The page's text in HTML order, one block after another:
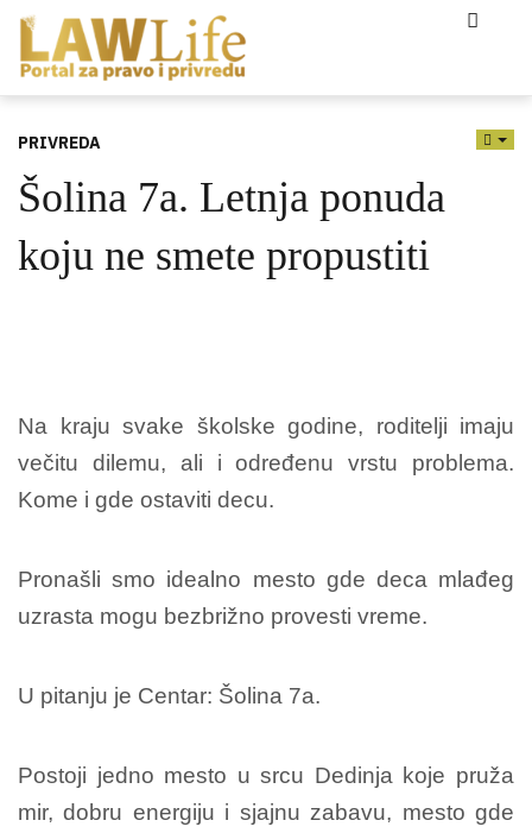
PRIVREDA
Šolina 7a. Letnja ponuda
koju ne smete propustiti
Na kraju svake školske godine, roditelji imaju
večitu dilemu, ali i određenu vrstu problema.
Kome i gde ostaviti decu.
Pronašli smo idealno mesto gde deca mlađeg
uzrasta mogu bezbrižno provesti vreme.
U pitanju je Centar: Šolina 7a.
Postoji jedno mesto u srcu Dedinja koje pruža
mir, dobru energiju i sjajnu zabavu, mesto gde